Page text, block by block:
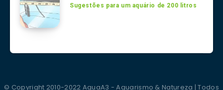
Sugestões para um aquário de 200 litros
© Copyright 2010-2022 AquaA3 - Aquarismo & Natureza | Todos